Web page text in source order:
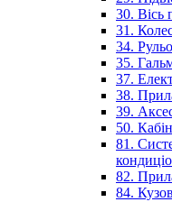
30. Вісь
31.
34.
35.
37.
38.
39.
50.
81.
82.
84.